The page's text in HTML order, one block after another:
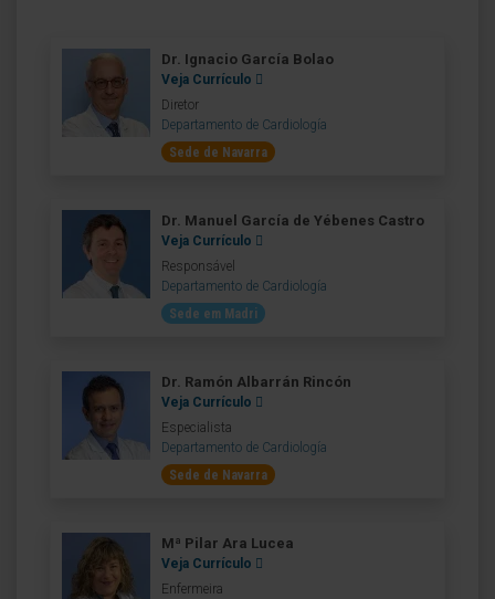
Dr. Ignacio García Bolao
Veja Currículo
Diretor
Departamento de Cardiología
Sede de Navarra
Dr. Manuel García de Yébenes Castro
Veja Currículo
Responsável
Departamento de Cardiología
Sede em Madri
Dr. Ramón Albarrán Rincón
Veja Currículo
Especialista
Departamento de Cardiología
Sede de Navarra
Mª Pilar Ara Lucea
Veja Currículo
Enfermeira